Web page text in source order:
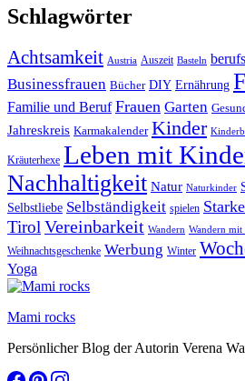
Schlagwörter
Achtsamkeit Austria Auszeit Basteln
Businessfrauen Bücher DIY Ernährung
Familie und Beruf Frauen Garten
Jahreskreis Karmakalender Kinder
Kräuterhexe Leben mit
Nachhaltigkeit Natur Naturkinder
Selbstliebe Selbständigkeit spielen
TirolVereinbarkeit Wandern Wandern
Weihnachtsgeschenke Werbung Winter
Yoga
Mami rocks
Persönlicher Blog der Autorin Verena